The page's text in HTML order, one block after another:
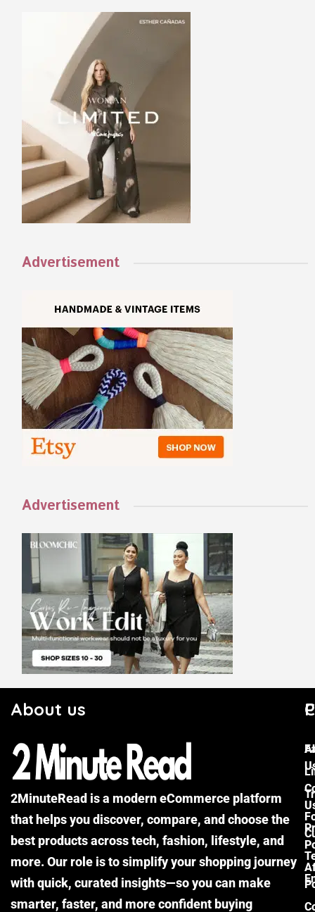
Advertisement
Advertisement
About us
2MinuteRead is a modern eCommerce platform
that helps you discover, compare, and choose the
best products across tech, fashion, lifestyle, and
more. Our role is to simplify your shopping journey
with quick, curated insights—so you can make
smarter, faster, and more confident buying